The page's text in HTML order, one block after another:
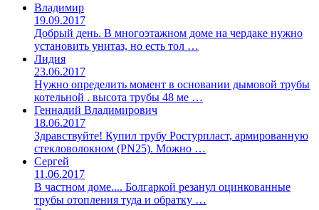
Владимир
19.09.2017
Добрый день. В многоэтажном доме на чердаке нужно
установить унитаз, но есть тол …
Лидия
23.06.2017
Нужно определить момент в основании дымовой трубы
котельной . высота трубы 48 ме …
Геннадий Владимирович
18.06.2017
Здравствуйте! Купил трубу Ростурпласт, армированную
стекловолокном (PN25). Можно …
Сергей
11.06.2017
В частном доме.... Болгаркой резанул оцинкованные
трубы отопления туда и обратку …